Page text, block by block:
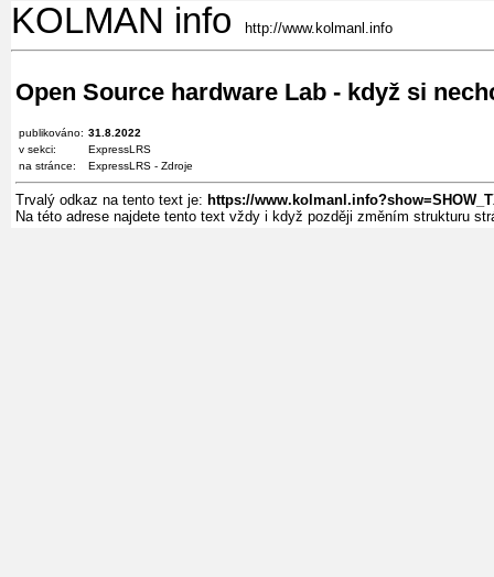
KOLMAN info http://www.kolmanl.info
Open Source hardware Lab - když si
publikováno: 31.8.2022
v sekci:
ExpressLRS
na stránce:
ExpressLRS - Zdroje
Trvalý odkaz na tento text je: https://
Na této adrese najdete tento text vždy i když později změním strukturu